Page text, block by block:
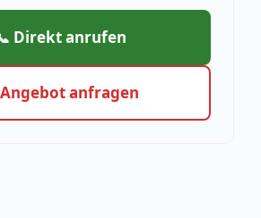
Direkt anrufen
anfragen